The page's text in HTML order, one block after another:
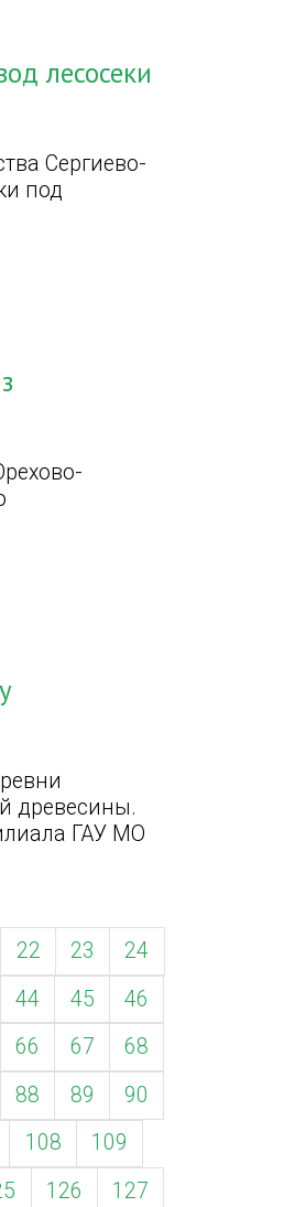
лесосеки
Сергиево-
под
древесины.
ГАУ МО
22 23
24
44 45
46
66 67
68
88 89
90
108
109
126 127